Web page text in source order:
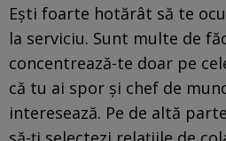
Ești foarte hotărât să te
la serviciu. Sunt multe de
concentrează-te doar pe
că tu ai spor și chef de
interesează. Pe de altă